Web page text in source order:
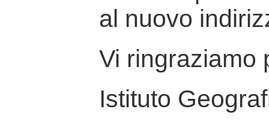
al nuovo
Vi ringraziamo
Istituto